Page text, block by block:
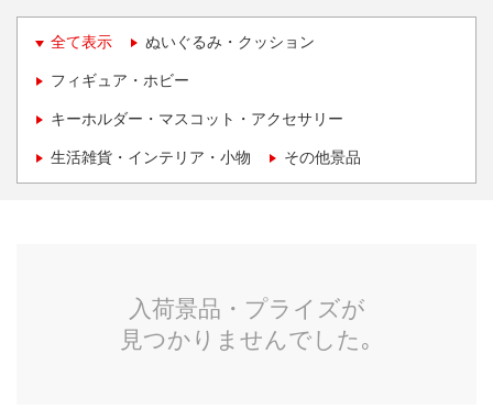
全て表示 ぬいぐるみ・クッション
フィギュア・ホビー
キーホルダー・マスコット・アクセサリー
生活雑貨・インテリア・小物 その他景品